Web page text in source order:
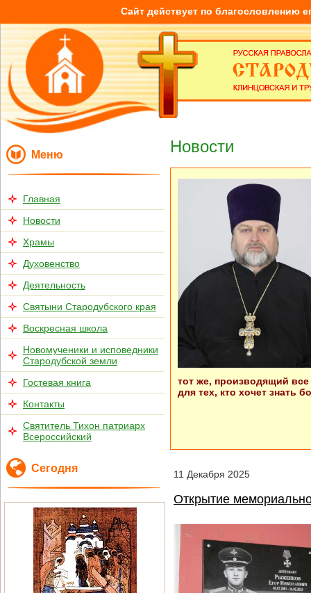
Сайт действует по благословлению
Меню
Главная
Новости
Храмы
Духовенство
Деятельность
Святыни Стародубского края
Воскресная школа
Новомученики и исповедники
Стародубской земли
Гостевая книга
Контакты
Святитель Тихон патриарх
Всероссийский
Сегодня
Новости
тот же, производящий все
для тех, кто хочет знать
11 Декабря 2025
Открытие